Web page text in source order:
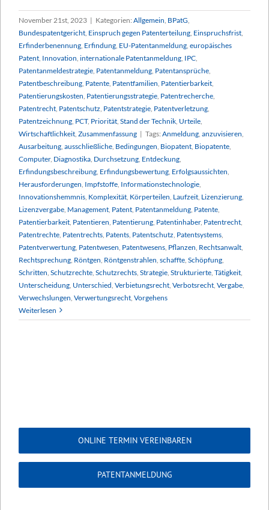
November 21st, 2023 | Kategorien: Allgemein BPatG
Bundespatentgericht Einspruch gegen Patenterteilung Einspruchsfrist
Erfinderbenennung Erfindung EU-Patentanmeldung europäisches
Patent Innovation internationale Patentanmeldung IPC
Patentanmeldestrategie Patentanmeldung Patentansprüche
Patentbeschreibung Patente Patentfamilien Patentierbarkeit
Patentierungskosten Patentierungsstrategie Patentrecherche
Patentrecht Patentschutz Patentstrategie Patentverletzung
Patentzeichnung PCT, Priorität Stand der Technik Urteile
Wirtschaftlichkeit Zusammenfassung | Tags: Anmeldung anzuvisieren
Ausarbeitung ausschließliche Bedingungen Biopatent Biopatente
Computer, Diagnostika Durchsetzung Entdeckung
Erfindungsbeschreibung Erfindungsbewertung Erfolgsaussichten
Herausforderungen Impfstoffe Informationstechnologie
Innovationshemmnis Komplexität Körperteilen Laufzeit Lizenzierung
Lizenzvergabe Management Patent Patentanmeldung Patente
Patentierbarkeit Patentieren Patentierung Patentinhaber, Patentrecht
Patentrechte Patentrechts Patents Patentschutz Patentsystems
Patentverwertung Patentwesen Patentwesens Pflanzen Rechtsanwalt
Rechtsprechung Röntgen Röntgenstrahlen schaffte Schöpfung
Schritten Schutzrechte Schutzrechts Strategie Strukturierte Tätigkeit
Unterscheidung Unterschied Verbietungsrecht Verbotsrecht Vergabe
Verwechslungen Verwertungsrecht Vorgehens
Weiterlesen
ONLINE TERMIN VEREINBAREN
PATENTANMELDUNG